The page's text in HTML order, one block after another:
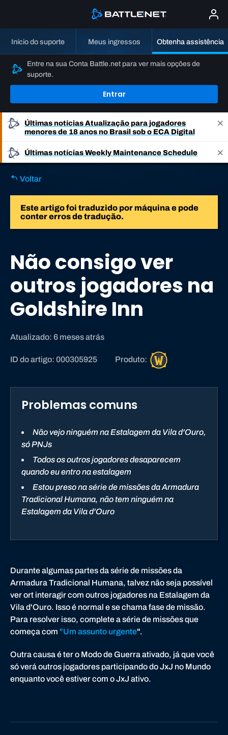
Início do suporte Meus ingressos Obtenha assistência
Entre na sua Conta Battle.net para ver mais opções de
suporte.
Entrar
Últimas notíciasAtualização para jogadores
menores de 18 anos no Brasil sob o ECA Digital
Últimas notíciasWeekly Maintenance Schedule
Voltar
Este artigo foi traduzido por máquina e pode
conter erros de tradução.
Não consigo ver
outros jogadores na
Goldshire Inn
Atualizado: 6 meses atrás
ID do artigo: 000305925 Produto:
f
r
r
a
Problemas comuns
Não vejo ninguém na Estalagem da Vila d'Ouro,
só PNJs
Todos os outros jogadores desaparecem
quando eu entro na estalagem
Estou preso na série de missões da Armadura
Tradicional Humana, não tem ninguém na
Estalagem da Vila d'Ouro
Durante algumas partes da série de missões da
Armadura Tradicional Humana, talvez não seja possível
ver ort interagir com outros jogadores na Estalagem da
Vila d'Ouro. Isso é normal e se chama fase de missão.
Para resolver isso, complete a série de missões que
começa com "Um assunto urgente".
Outra causa é ter o Modo de Guerra ativado, já que você
só verá outros jogadores participando do JxJ no Mundo
enquanto você estiver com o JxJ ativo.